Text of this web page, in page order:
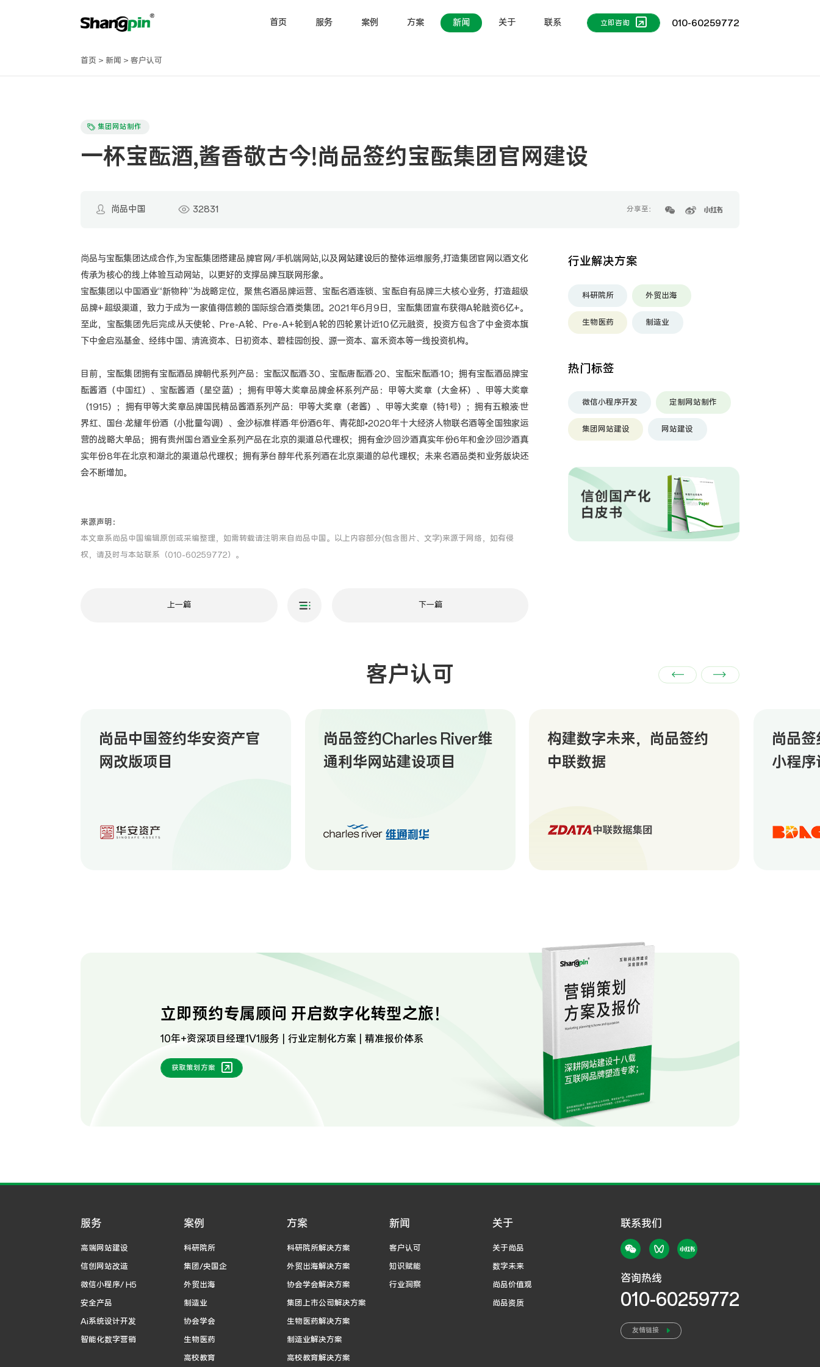
首页 服务 案例 方案 新闻 关于 联系 立即咨询 010-60259772
首页 > 新闻 > 客户认可
集团网站制作
一杯宝酝酒,酱香敬古今!尚品签约宝酝集团官网建设
尚品中国 32831 分享至：
尚品与宝酝集团达成合作,为宝酝集团搭建品牌官网/手机端网站,以及网站建设后的整体运维服务,打造集团官网以酒文化
传承为核心的线上体验互动网站，以更好的支撑品牌互联网形象。
宝酝集团以中国酒业“新物种”为战略定位，聚焦名酒品牌运营、宝酝名酒连锁、宝酝自有品牌三大核心业务，打造超级
品牌+超级渠道，致力于成为一家值得信赖的国际综合酒类集团。2021年6月9日，宝酝集团宣布获得A轮融资6亿+。
至此，宝酝集团先后完成从天使轮、Pre-A轮、Pre-A+轮到A轮的四轮累计近10亿元融资，投资方包含了中金资本旗
下中金启泓基金、经纬中国、清流资本、日初资本、碧桂园创投、源一资本、富禾资本等一线投资机构。
目前，宝酝集团拥有宝酝酒品牌朝代系列产品：宝酝汉酝酒·30、宝酝唐酝酒·20、宝酝宋酝酒·10；拥有宝酝酒品牌宝
酝酱酒（中国红）、宝酝酱酒（星空蓝）；拥有甲等大奖章品牌金杯系列产品：甲等大奖章（大金杯）、甲等大奖章
（1915）；拥有甲等大奖章品牌国民精品酱酒系列产品：甲等大奖章（老酱）、甲等大奖章（特1号）；拥有五粮液·世
界红、国台·龙耀年份酒（小批量勾调）、金沙标准样酒·年份酒6年、青花郎•2020年十大经济人物联名酒等全国独家运
营的战略大单品；拥有贵州国台酒业全系列产品在北京的渠道总代理权；拥有金沙回沙酒真实年份6年和金沙回沙酒真
实年份8年在北京和湖北的渠道总代理权；拥有茅台醇年代系列酒在北京渠道的总代理权；未来名酒品类和业务版块还
会不断增加。
来源声明：
本文章系尚品中国编辑原创或采编整理，如需转载请注明来自尚品中国。以上内容部分(包含图片、文字)来源于网络，如有侵
权，请及时与本站联系（010-60259772）。
上一篇 下一篇
行业解决方案
科研院所 外贸出海
生物医药 制造业
热门标签
微信小程序开发 定制网站制作
集团网站建设 网站建设
客户认可
尚品中国签约华安资产官
网改版项目
尚品签约Charles River维
通利华网站建设项目
构建数字未来，尚品签约
中联数据
尚品
小程
立即预约专属顾问 开启数字化转型之旅！
10年+资深项目经理1V1服务 | 行业定制化方案 | 精准报价体系
获取策划方案
服务
高端网站建设
信创网站改造
微信小程序/ H5
安全产品
Ai系统设计开发
智能化数字营销
案例
科研院所
集团/央国企
外贸出海
制造业
协会学会
生物医药
高校教育
方案
科研院所解决方案
外贸出海解决方案
协会学会解决方案
集团上市公司解决方案
生物医药解决方案
制造业解决方案
高校教育解决方案
新闻
客户认可
知识赋能
行业洞察
关于
关于尚品
数字未来
尚品价值观
尚品资质
联系我们
咨询热线
010-60259772
友情链接